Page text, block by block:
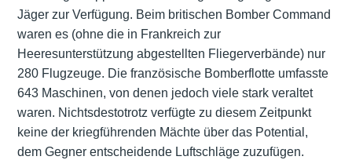
Jäger zur Verfügung. Beim britischen Bomber Command
waren es (ohne die in Frankreich zur
Heeresunterstützung abgestellten Fliegerverbände) nur
280 Flugzeuge. Die französische Bomberflotte umfasste
643 Maschinen, von denen jedoch viele stark veraltet
waren. Nichtsdestotrotz verfügte zu diesem Zeitpunkt
keine der kriegführenden Mächte über das Potential,
dem Gegner entscheidende Luftschläge zuzufügen.